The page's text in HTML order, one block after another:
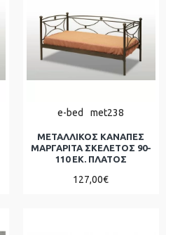
e-bed met238
ΜΕΤΑΛΛΙΚΟΣ ΚΑΝΑΠΕΣ
ΜΑΡΓΑΡΙΤΑ ΣΚΕΛΕΤΟΣ 90-
110 ΕΚ. ΠΛΑΤΟΣ
127,00€